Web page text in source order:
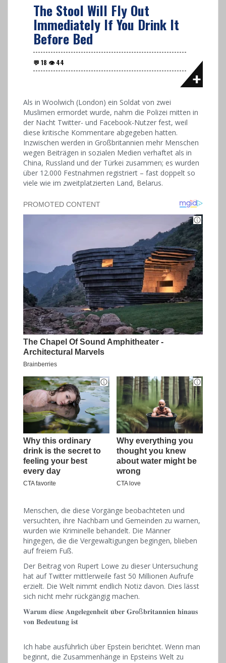
The Stool Will Fly Out
Immediately If You Drink It
Before Bed
Als in Woolwich (London) ein Soldat von zwei
Muslimen ermordet wurde, nahm die Polizei mitten in
der Nacht Twitter- und Facebook-Nutzer fest, weil
diese kritische Kommentare abgegeben hatten.
Inzwischen werden in Großbritannien mehr Menschen
wegen Beiträgen in sozialen Medien verhaftet als in
China, Russland und der Türkei zusammen; es wurden
über 12.000 Festnahmen registriert – fast doppelt so
viele wie im zweitplatzierten Land, Belarus.
Menschen, die diese Vorgänge beobachteten und
versuchten, ihre Nachbarn und Gemeinden zu warnen,
wurden wie Kriminelle behandelt. Die Männer
hingegen, die die Vergewaltigungen begingen, blieben
auf freiem Fuß.
Der Beitrag von Rupert Lowe zu dieser Untersuchung
hat auf Twitter mittlerweile fast 50 Millionen Aufrufe
erzielt. Die Welt nimmt endlich Notiz davon. Dies lässt
sich nicht mehr rückgängig machen.
𝐖𝐚𝐫𝐮𝐦 𝐝𝐢𝐞𝐬𝐞 𝐀𝐧𝐠𝐞𝐥𝐞𝐠𝐞𝐧𝐡𝐞𝐢𝐭 𝐮̈𝐛𝐞𝐫 𝐆𝐫𝐨ß𝐛𝐫𝐢𝐭𝐚𝐧𝐧𝐢𝐞𝐧 𝐡𝐢𝐧𝐚𝐮𝐬
𝐯𝐨𝐧 𝐁𝐞𝐝𝐞𝐮𝐭𝐮𝐧𝐠 𝐢𝐬𝐭
Ich habe ausführlich über Epstein berichtet. Wenn man
beginnt, die Zusammenhänge in Epsteins Welt zu